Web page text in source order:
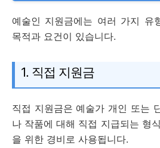
예술인 지원금에는 여러 가지 유
목적과 요건이 있습니다.
1. 직접 지원금
직접 지원금은 예술가 개인 또는
나 작품에 대해 직접 지급되는 형
을 위한 경비로 사용됩니다.